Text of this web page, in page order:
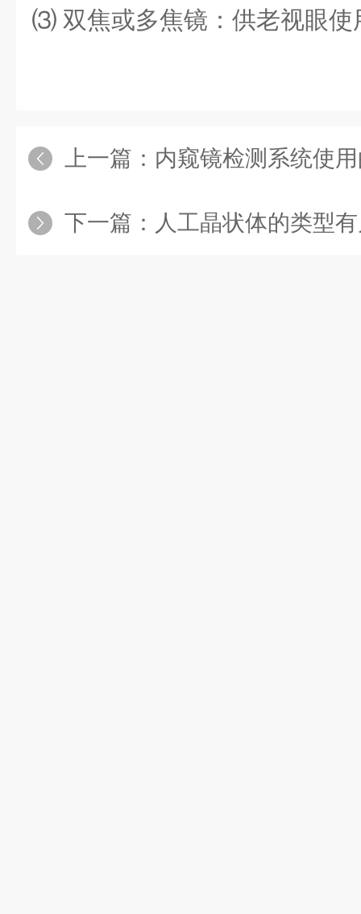
⑶ 双焦或多焦镜：供老视眼使
上一篇： 内窥镜检测系统使用的
下一篇： 人工晶状体的类型有几种？如